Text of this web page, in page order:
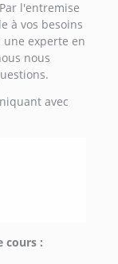
l'entremise
à vos besoins
une experte en
nous
avec
cours :